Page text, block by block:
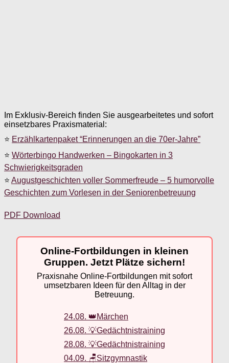
Im Exklusiv-Bereich finden Sie ausgearbeitetes und sofort
einsetzbares Praxismaterial:
⭐ Erzählkartenpaket “Erinnerungen an die 70er-Jahre”
⭐ Wörterbingo Handwerken – Bingokarten in 3
Schwierigkeitsgraden
⭐ Augustgeschichten voller Sommerfreude – 5 humorvolle
Geschichten zum Vorlesen in der Seniorenbetreuung
PDF Download
Online-Fortbildungen in kleinen
Gruppen. Jetzt Plätze sichern!
Praxisnahe Online-Fortbildungen mit sofort
umsetzbaren Ideen für den Alltag in der
Betreuung.
24.08. 👑Märchen
26.08. 💡Gedächtnistraining
28.08. 💡Gedächtnistraining
04.09. 🪑Sitzgymnastik